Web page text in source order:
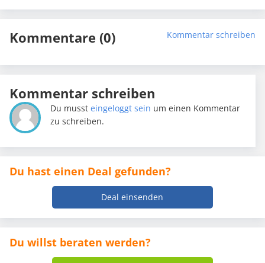
Kommentare (0) Kommentar schreiben
Kommentar schreiben
Du mussteingeloggt sein um einen Kommentar
zu schreiben.
Du hast einen Deal gefunden?
Deal einsenden
Du willst beraten werden?